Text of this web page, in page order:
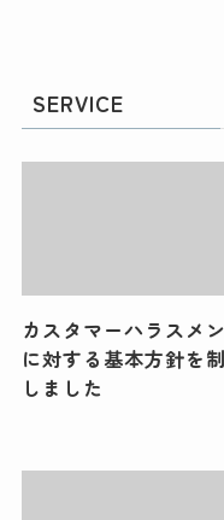
SERVICE
カスタマーハラスメ
に対する基本方針を
しました